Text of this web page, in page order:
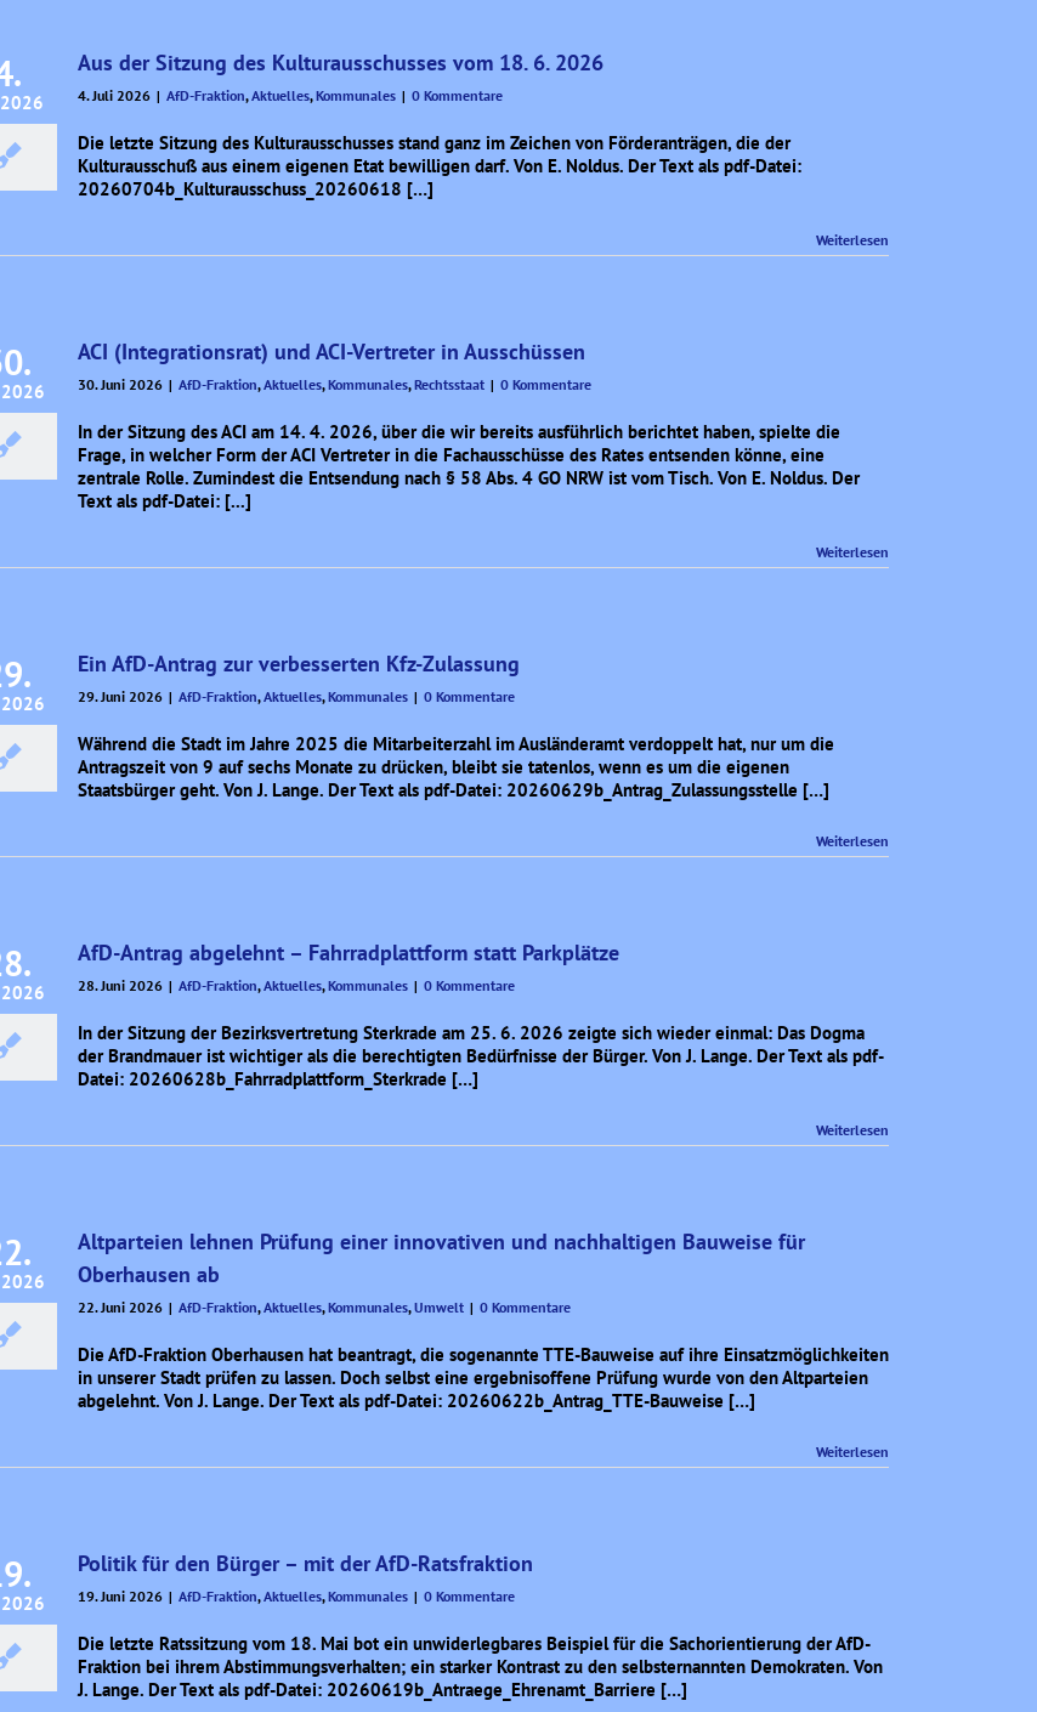
Aus der Sitzung des Kulturausschusses vom 18. 6. 2026
4. Juli 2026 | AfD-Fraktion,Aktuelles,Kommunales | 0 Kommentare
Die letzte Sitzung des Kulturausschusses stand ganz im Zeichen von Förderanträgen, die der
Kulturausschuß aus einem eigenen Etat bewilligen darf. Von E. Noldus. Der Text als pdf-Datei:
20260704b_Kulturausschuss_20260618 […]
Weiterlesen
ACI (Integrationsrat) und ACI-Vertreter in Ausschüssen
30. Juni 2026 | AfD-Fraktion,Aktuelles,Kommunales,Rechtsstaat | 0 Kommentare
In der Sitzung des ACI am 14. 4. 2026, über die wir bereits ausführlich berichtet haben, spielte die
Frage, in welcher Form der ACI Vertreter in die Fachausschüsse des Rates entsenden könne, eine
zentrale Rolle. Zumindest die Entsendung nach § 58 Abs. 4 GO NRW ist vom Tisch. Von E. Noldus. Der
Text als pdf-Datei: [...]
Weiterlesen
Ein AfD-Antrag zur verbesserten Kfz-Zulassung
29. Juni 2026 | AfD-Fraktion,Aktuelles,Kommunales | 0 Kommentare
Während die Stadt im Jahre 2025 die Mitarbeiterzahl im Ausländeramt verdoppelt hat, nur um die
Antragszeit von 9 auf sechs Monate zu drücken, bleibt sie tatenlos, wenn es um die eigenen
Staatsbürger geht. Von J. Lange. Der Text als pdf-Datei: 20260629b_Antrag_Zulassungsstelle […]
Weiterlesen
AfD-Antrag abgelehnt – Fahrradplattform statt Parkplätze
28. Juni 2026 | AfD-Fraktion,Aktuelles,Kommunales | 0 Kommentare
In der Sitzung der Bezirksvertretung Sterkrade am 25. 6. 2026 zeigte sich wieder einmal: Das Dogma
der Brandmauer ist wichtiger als die berechtigten Bedürfnisse der Bürger. Von J. Lange. Der Text als pdf-
Datei: 20260628b_Fahrradplattform_Sterkrade […]
Weiterlesen
Altparteien lehnen Prüfung einer innovativen und nachhaltigen Bauweise für
Oberhausen ab
22. Juni 2026 | AfD-Fraktion,Aktuelles,Kommunales,Umwelt | 0 Kommentare
Die AfD-Fraktion Oberhausen hat beantragt, die sogenannte TTE-Bauweise auf ihre Einsatzmöglichkeiten
in unserer Stadt prüfen zu lassen. Doch selbst eine ergebnisoffene Prüfung wurde von den Altparteien
abgelehnt. Von J. Lange. Der Text als pdf-Datei: 20260622b_Antrag_TTE-Bauweise […]
Weiterlesen
Politik für den Bürger – mit der AfD-Ratsfraktion
19. Juni 2026 | AfD-Fraktion,Aktuelles,Kommunales | 0 Kommentare
Die letzte Ratssitzung vom 18. Mai bot ein unwiderlegbares Beispiel für die Sachorientierung der AfD-
Fraktion bei ihrem Abstimmungsverhalten; ein starker Kontrast zu den selbsternannten Demokraten. Von
J. Lange. Der Text als pdf-Datei: 20260619b_Antraege_Ehrenamt_Barriere […]